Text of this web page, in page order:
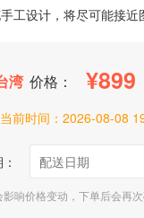
工设计，将尽可能接近
湾 价格： 899
前时间： 2026-08-08
响价格变动，下单后会再